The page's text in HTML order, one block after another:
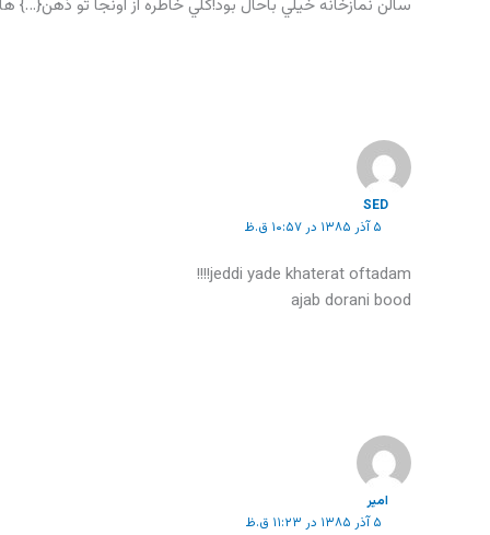
سالن نمازخانه خيلي باحال بود!كلي خاطره از اونجا تو ذهن{…}
SED
۵ آذر ۱۳۸۵ در ۱۰:۵۷ ق.ظ
jeddi yade khaterat oftadam!!!!
ajab dorani bood
امیر
۵ آذر ۱۳۸۵ در ۱۱:۲۳ ق.ظ